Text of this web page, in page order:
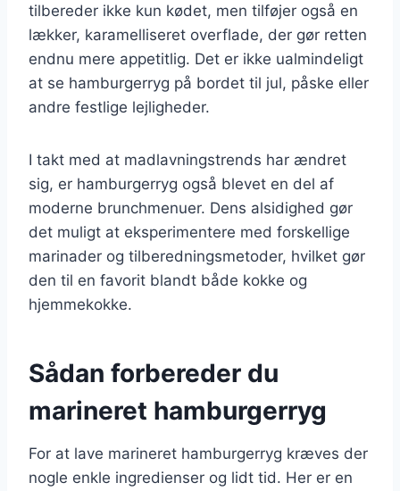
tilbereder ikke kun kødet, men tilføjer også en
lækker, karamelliseret overflade, der gør retten
endnu mere appetitlig. Det er ikke ualmindeligt
at se hamburgerryg på bordet til jul, påske eller
andre festlige lejligheder.
I takt med at madlavningstrends har ændret
sig, er hamburgerryg også blevet en del af
moderne brunchmenuer. Dens alsidighed gør
det muligt at eksperimentere med forskellige
marinader og tilberedningsmetoder, hvilket gør
den til en favorit blandt både kokke og
hjemmekokke.
Sådan forbereder du
marineret hamburgerryg
For at lave marineret hamburgerryg kræves der
nogle enkle ingredienser og lidt tid. Her er en